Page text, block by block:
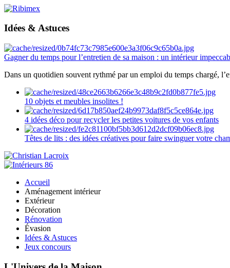
Idées & Astuces
Gagner du temps pour l’entretien de sa maison : un intérieur
Dans un quotidien souvent rythmé par un emploi du temps chargé,
10 objets et meubles insolites !
4 idées déco pour recycler les petites voitures de vos enfants
Têtes de lits : des idées créatives pour faire swinguer votre
Accueil
Aménagement intérieur
Extérieur
Décoration
Rénovation
Évasion
Idées & Astuces
Jeux concours